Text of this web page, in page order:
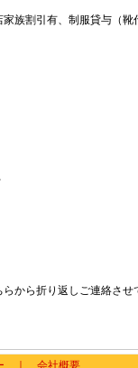
族割引有、制服貸与（靴
から折り返しご連絡させ
会社概要